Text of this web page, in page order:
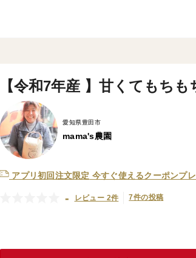
【令和7年産 】甘くてもち
愛知県豊田市
mama's農園
アプリ初回注文限定 今すぐ使えるクーポンプ
- レビュー 2件 7件の投稿